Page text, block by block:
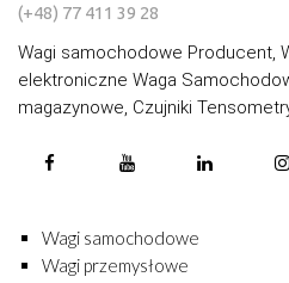
(+48) 77 411 39 28
Wagi samochodowe Producent,
elektroniczne Waga
magazynowe, Czujniki
Wagi samochodowe
Wagi przemysłowe